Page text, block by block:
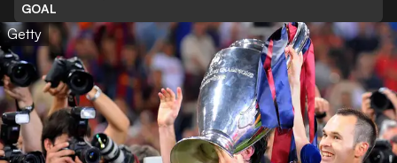
GOAL
Getty